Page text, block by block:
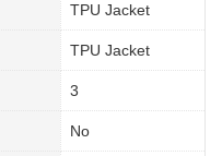
TPU Jacket
TPU Jacket
3
No